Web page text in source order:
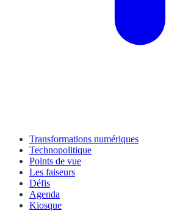
Transformations numériques
Technopolitique
Points de vue
Les faiseurs
Défis
Agenda
Kiosque